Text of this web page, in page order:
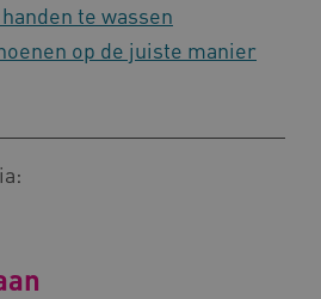
te wassen
op de juiste manier
Google LLC